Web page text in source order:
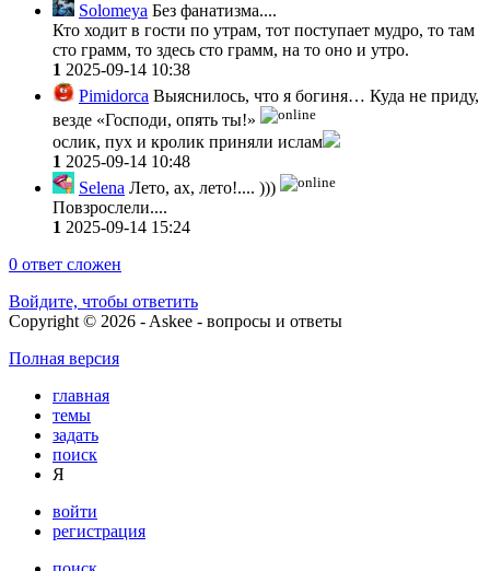
Solomeya Без фанатизма....
Кто ходит в гости по утрам, тот поступает мудро, то там
сто грамм, то здесь сто грамм, на то оно и утро.
1 2025-09-14 10:38
Pimidorca Выяснилось, что я богиня… Куда не приду,
везде «Господи, опять ты!»
ослик, пух и кролик приняли ислам
1 2025-09-14 10:48
Selena Лето, ах, лето!.... )))
Повзрослели....
1 2025-09-14 15:24
0 ответ сложен
Войдите, чтобы ответить
Copyright © 2026 - Askee - вопросы и ответы
Полная версия
главная
темы
задать
поиск
Я
войти
регистрация